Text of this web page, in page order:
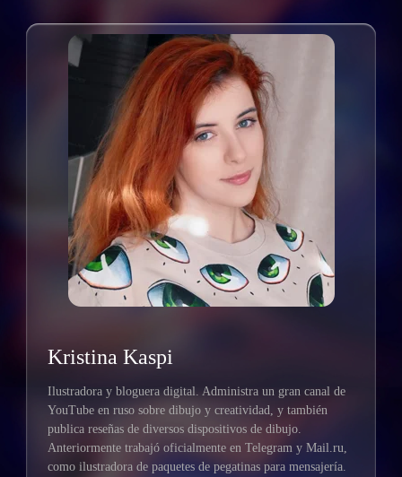
Kristina Kaspi
Ilustradora y bloguera digital. Administra un gran canal de
YouTube en ruso sobre dibujo y creatividad, y también
publica reseñas de diversos dispositivos de dibujo.
Anteriormente trabajó oficialmente en Telegram y Mail.ru,
como ilustradora de paquetes de pegatinas para mensajería.